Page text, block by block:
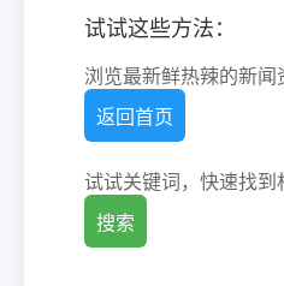
试试这些方法：
浏览最新鲜热辣的新闻
返回首页
试试关键词，快速找到
搜索